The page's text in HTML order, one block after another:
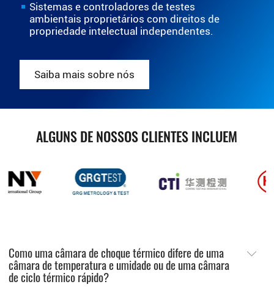
Sistemas e controladores de testes
ambientais proprietários com direitos de
propriedade intelectual independentes.
Saiba mais sobre nós
ALGUNS DE NOSSOS CLIENTES INCLUEM
Como uma câmara de choque térmico difere de uma
câmara de temperatura e umidade ou de uma câmara
de ciclo térmico rápido?